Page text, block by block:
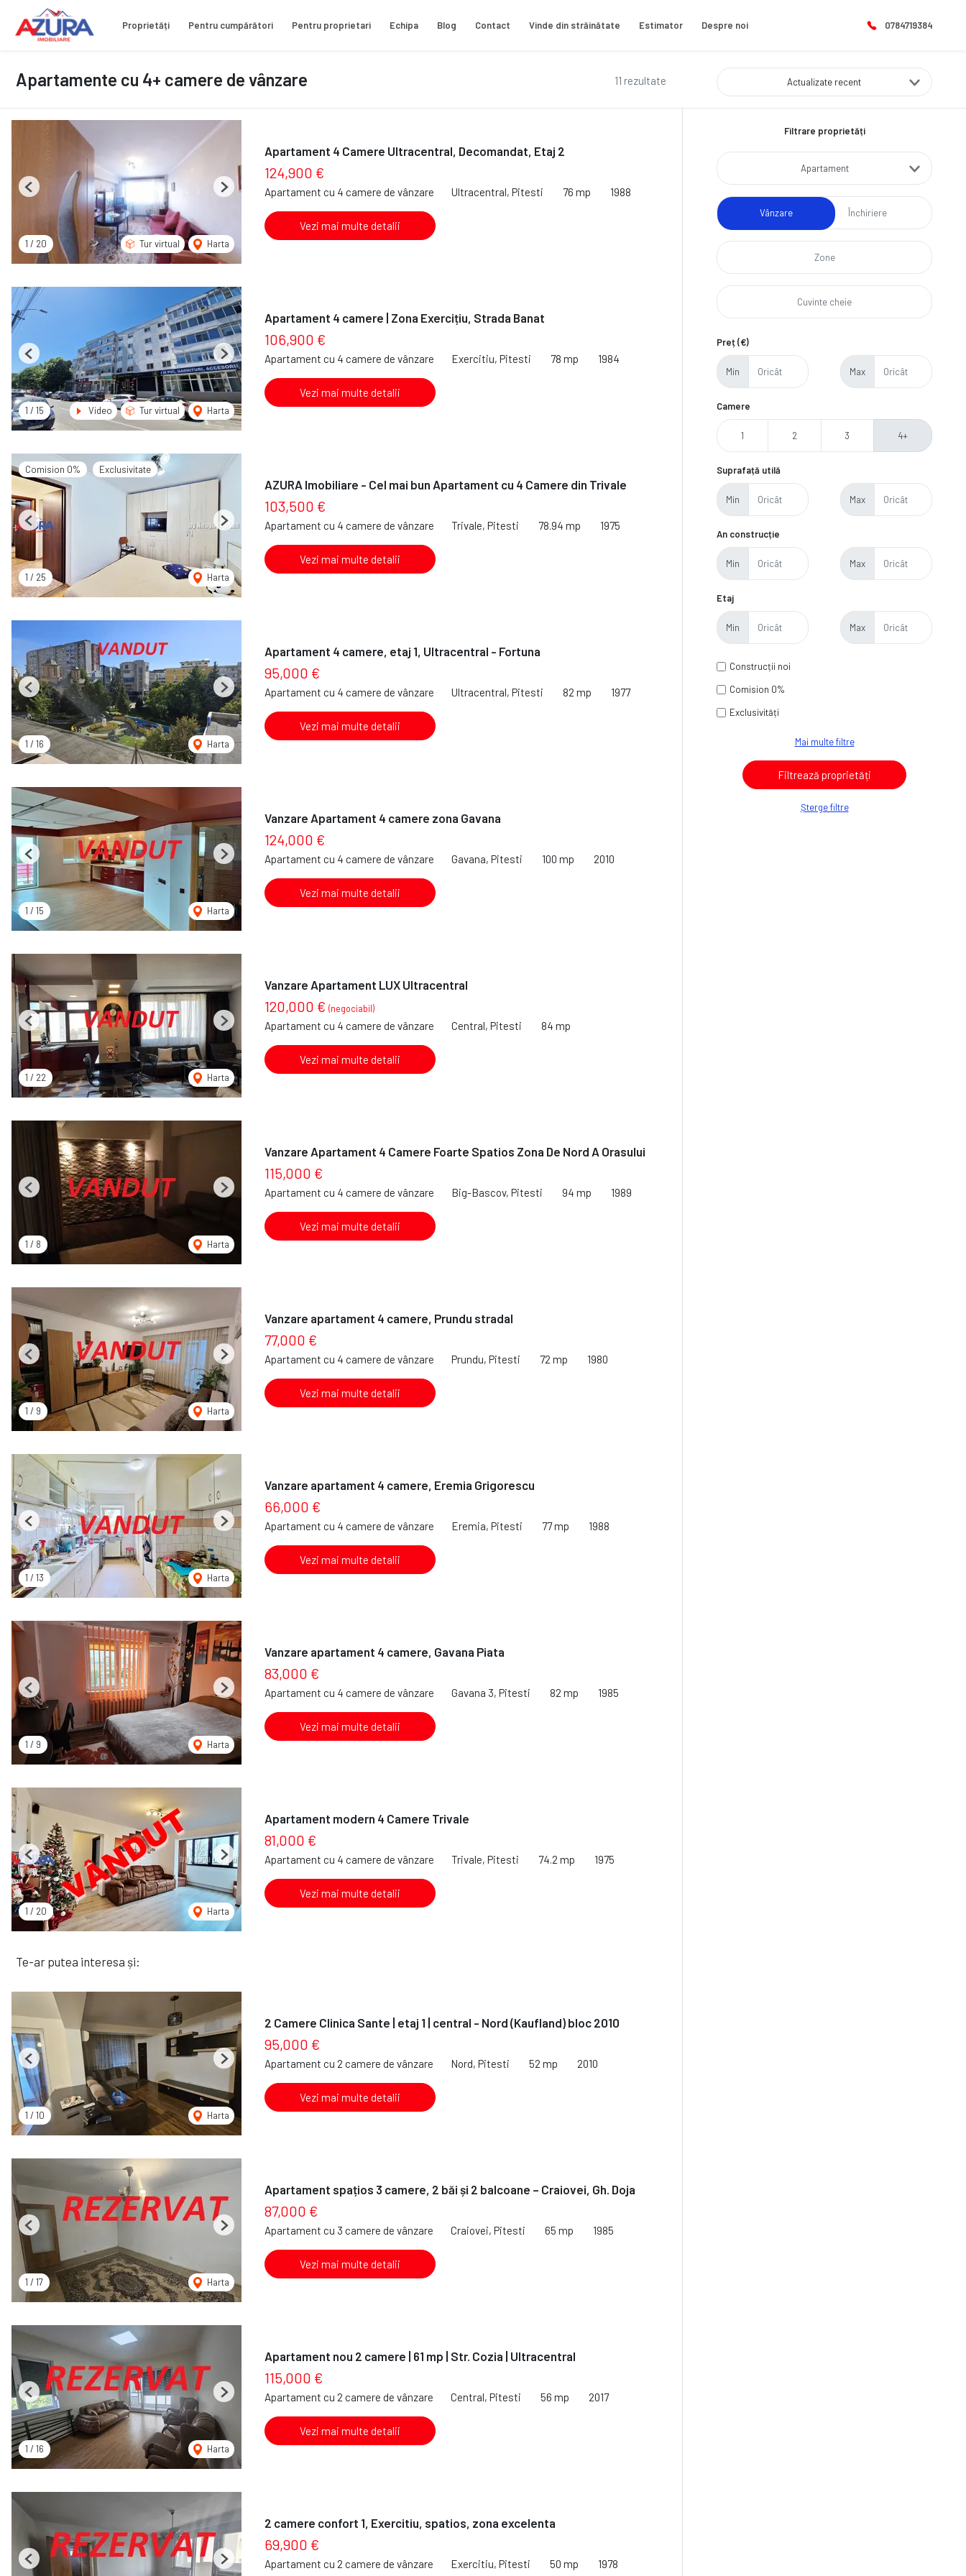
Proprietăți Pentru cumpărători Pentru proprietari Echipa Blog Contact Vinde din străinătate Estimator Despre noi 0784719384
11 rezultate
Apartamente cu 4+ camere de vânzare Actualizate recent
1 / 20 Tur virtual Harta
Previous Next
Apartament 4 Camere Ultracentral, Decomandat, Etaj 2
124,900 €
Apartament cu 4 camere de vânzare Ultracentral, Pitesti 76 mp 1988
Vezi mai multe detalii
1 / 15 Video Tur virtual Harta
Previous Next
Apartament 4 camere | Zona Exercițiu, Strada Banat
106,900 €
Apartament cu 4 camere de vânzare Exercitiu, Pitesti 78 mp 1984
Vezi mai multe detalii
Comision 0% Exclusivitate
1 / 25 Harta
Previous Next
AZURA Imobiliare - Cel mai bun Apartament cu 4 Camere din Trivale
103,500 €
Apartament cu 4 camere de vânzare Trivale, Pitesti 78.94 mp 1975
Vezi mai multe detalii
1 / 16 Harta
Previous Next
Apartament 4 camere, etaj 1, Ultracentral - Fortuna
95,000 €
Apartament cu 4 camere de vânzare Ultracentral, Pitesti 82 mp 1977
Vezi mai multe detalii
1 / 15 Harta
Previous Next
Vanzare Apartament 4 camere zona Gavana
124,000 €
Apartament cu 4 camere de vânzare Gavana, Pitesti 100 mp 2010
Vezi mai multe detalii
1 / 22 Harta
Previous Next
Vanzare Apartament LUX Ultracentral
120,000 € (negociabil)
Apartament cu 4 camere de vânzare Central, Pitesti 84 mp
Vezi mai multe detalii
1 / 8 Harta
Previous Next
Vanzare Apartament 4 Camere Foarte Spatios Zona De Nord A Orasului
115,000 €
Apartament cu 4 camere de vânzare Big-Bascov, Pitesti 94 mp 1989
Vezi mai multe detalii
1 / 9 Harta
Previous Next
Vanzare apartament 4 camere, Prundu stradal
77,000 €
Apartament cu 4 camere de vânzare Prundu, Pitesti 72 mp 1980
Vezi mai multe detalii
1 / 13 Harta
Previous Next
Vanzare apartament 4 camere, Eremia Grigorescu
66,000 €
Apartament cu 4 camere de vânzare Eremia, Pitesti 77 mp 1988
Vezi mai multe detalii
1 / 9 Harta
Previous Next
Vanzare apartament 4 camere, Gavana Piata
83,000 €
Apartament cu 4 camere de vânzare Gavana 3, Pitesti 82 mp 1985
Vezi mai multe detalii
1 / 20 Harta
Previous Next
Apartament modern 4 Camere Trivale
81,000 €
Apartament cu 4 camere de vânzare Trivale, Pitesti 74.2 mp 1975
Vezi mai multe detalii
Te-ar putea interesa și:
1 / 10 Harta
Previous Next
2 Camere Clinica Sante | etaj 1 | central - Nord (Kaufland) bloc 2010
95,000 €
Apartament cu 2 camere de vânzare Nord, Pitesti 52 mp 2010
Vezi mai multe detalii
1 / 17 Harta
Previous Next
Apartament spațios 3 camere, 2 băi și 2 balcoane – Craiovei, Gh. Doja
87,000 €
Apartament cu 3 camere de vânzare Craiovei, Pitesti 65 mp 1985
Vezi mai multe detalii
1 / 16 Harta
Previous Next
Apartament nou 2 camere | 61 mp | Str. Cozia | Ultracentral
115,000 €
Apartament cu 2 camere de vânzare Central, Pitesti 56 mp 2017
Vezi mai multe detalii
Previous Next
2 camere confort 1, Exercitiu, spatios, zona excelenta
69,900 €
Apartament cu 2 camere de vânzare Exercitiu, Pitesti 50 mp 1978
Filtrare proprietăți
Apartament
Vânzare Închiriere
Preț (€)
Min Max
Camere
1 2 3 4+
Suprafață utilă
Min Max
An construcție
Min Max
Etaj
Min Max
Construcții noi
Comision 0%
Exclusivități
Mai multe filtre
Șterge filtre